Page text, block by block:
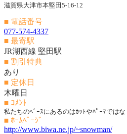
滋賀県大津市本堅田5-16-12
■ 電話番号
077-574-4337
■ 最寄駅
JR湖西線 堅田駅
■ 割引特典
あり
■ 定休日
木曜日
■ ｺﾒﾝﾄ
私たちのﾍﾞｰｽにあるのはｶｯﾄやﾊﾟｰﾏでは
■ ﾎｰﾑﾍﾟｰｼﾞ
http://www.biwa.ne.jp/~snowman/